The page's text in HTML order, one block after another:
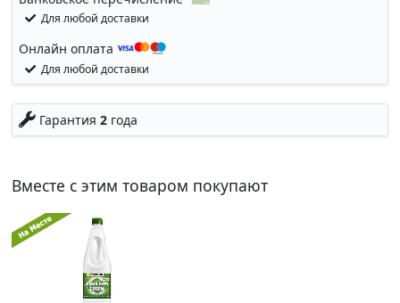
Для любой доставки
Онлайн оплата
Для любой доставки
Гарантия 2года
Вместе с этим товаром покупают